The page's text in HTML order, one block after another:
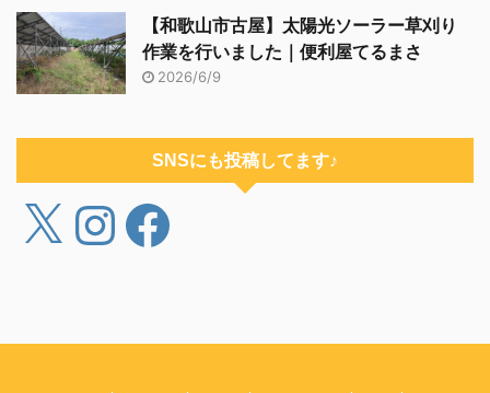
【和歌山市古屋】太陽光ソーラー草刈り
作業を行いました｜便利屋てるまさ
2026/6/9
SNSにも投稿してます♪